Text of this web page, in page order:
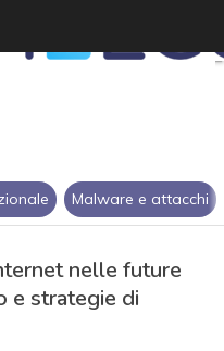
Malware e attacchi
nelle future
e strategie di